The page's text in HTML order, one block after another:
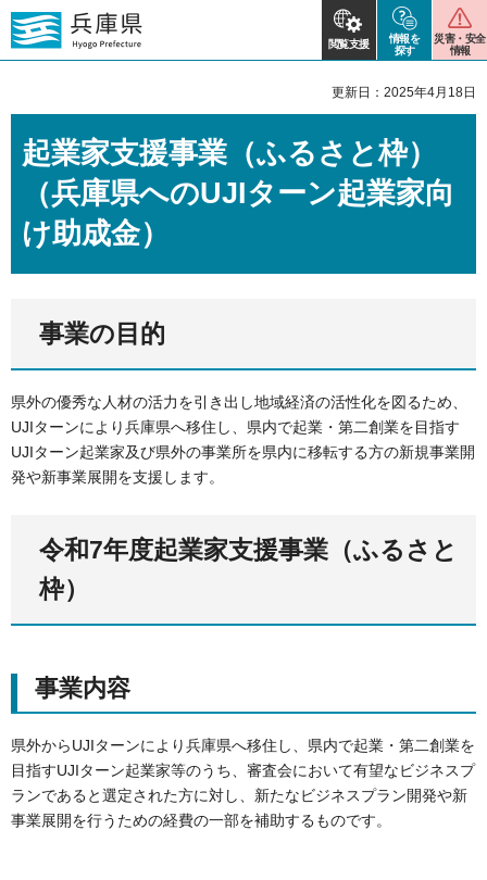
閲覧支援
情報を
探す
災害・安全
情報
更新日：2025年4月18日
起業家支援事業（ふるさと枠）
（兵庫県へのUJIターン起業家向
け助成金）
事業の目的
県外の優秀な人材の活力を引き出し地域経済の活性化を図るため、
UJIターンにより兵庫県へ移住し、県内で起業・第二創業を目指す
UJIターン起業家及び県外の事業所を県内に移転する方の新規事業開
発や新事業展開を支援します。
令和7年度起業家支援事業（ふるさと
枠）
事業内容
県外からUJIターンにより兵庫県へ移住し、県内で起業・第二創業を
目指すUJIターン起業家等のうち、審査会において有望なビジネスプ
ランであると選定された方に対し、新たなビジネスプラン開発や新
事業展開を行うための経費の一部を補助するものです。